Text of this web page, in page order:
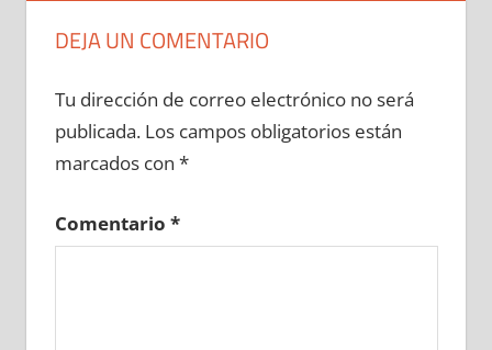
DEJA UN COMENTARIO
Tu dirección de correo electrónico no será
publicada. Los campos obligatorios están
marcados con *
Comentario *